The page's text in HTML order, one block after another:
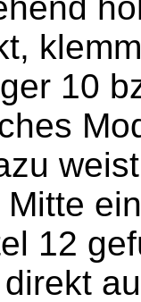
10
12